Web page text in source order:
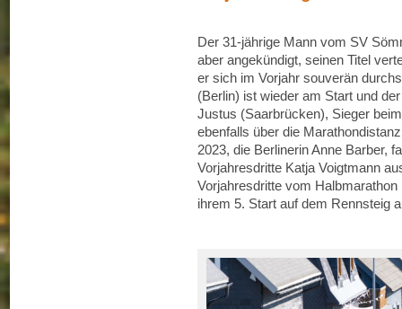
Der 31-jährige Mann vom SV
aber angekündigt, seinen Titel
er sich im Vorjahr souverän
(Berlin) ist wieder am Start und
Justus (Saarbrücken), Sieger
ebenfalls über die
2023, die Berlinerin Anne Barber,
Vorjahresdritte Katja Voigtmann
Vorjahresdritte vom
ihrem 5. Start auf dem Rennsteig